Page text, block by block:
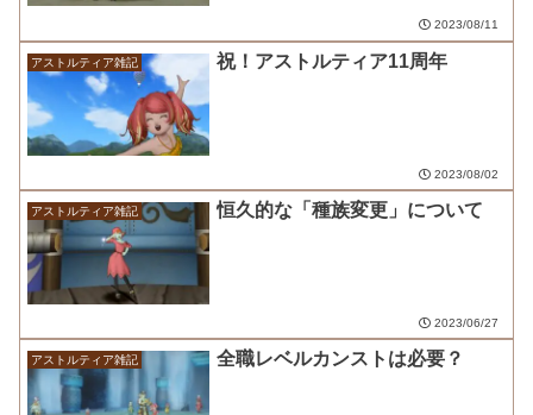
2023/08/11
アストルティア雑記 祝！アストルティア11周年
2023/08/02
アストルティア雑記 恒久的な「種族変更」について
2023/06/27
アストルティア雑記 全職レベルカンストは必要？